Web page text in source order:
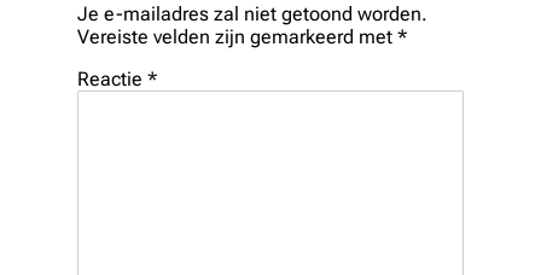
Je e-mailadres zal niet getoond worden.
Vereiste velden zijn gemarkeerd met *
Reactie *